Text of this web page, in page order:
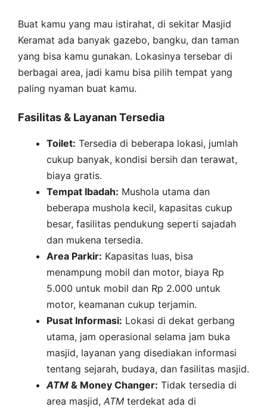
Buat kamu yang mau istirahat, di sekitar Masjid
Keramat ada banyak gazebo, bangku, dan taman
yang bisa kamu gunakan. Lokasinya tersebar di
berbagai area, jadi kamu bisa pilih tempat yang
paling nyaman buat kamu.
Fasilitas & Layanan Tersedia
Toilet: Tersedia di beberapa lokasi, jumlah
cukup banyak, kondisi bersih dan terawat,
biaya gratis.
Tempat Ibadah: Mushola utama dan
beberapa mushola kecil, kapasitas cukup
besar, fasilitas pendukung seperti sajadah
dan mukena tersedia.
Area Parkir: Kapasitas luas, bisa
menampung mobil dan motor, biaya Rp
5.000 untuk mobil dan Rp 2.000 untuk
motor, keamanan cukup terjamin.
Pusat Informasi: Lokasi di dekat gerbang
utama, jam operasional selama jam buka
masjid, layanan yang disediakan informasi
tentang sejarah, budaya, dan fasilitas masjid.
ATM & Money Changer: Tidak tersedia di
area masjid, ATM terdekat ada di